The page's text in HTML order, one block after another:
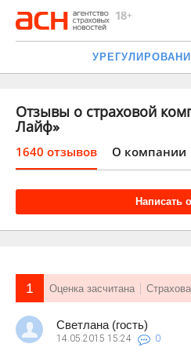
Отзывы о страховой
Лайф»
1640 отзывов О компании
Написать
1 Оценка засчитана
Светлана (гость)
14.05.2015 15:24 0